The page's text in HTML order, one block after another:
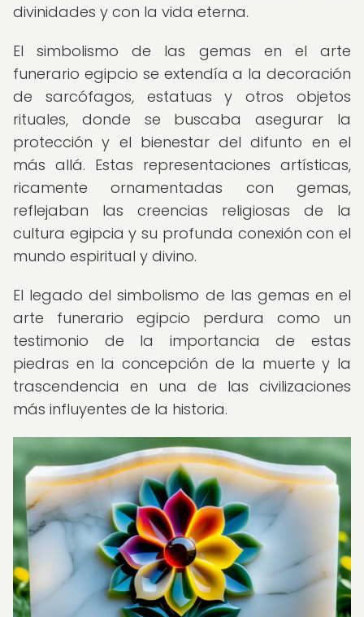
divinidades y con la vida eterna.
El simbolismo de las gemas en el arte
funerario egipcio se extendía a la decoración
de sarcófagos, estatuas y otros objetos
rituales, donde se buscaba asegurar la
protección y el bienestar del difunto en el
más allá. Estas representaciones artísticas,
ricamente ornamentadas con gemas,
reflejaban las creencias religiosas de la
cultura egipcia y su profunda conexión con el
mundo espiritual y divino.
El legado del simbolismo de las gemas en el
arte funerario egipcio perdura como un
testimonio de la importancia de estas
piedras en la concepción de la muerte y la
trascendencia en una de las civilizaciones
más influyentes de la historia.